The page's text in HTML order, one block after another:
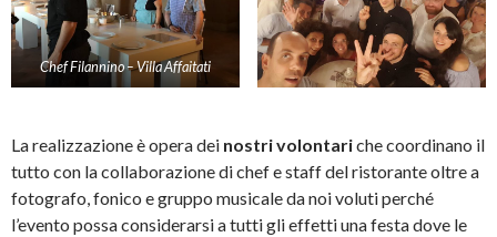
Chef Filannino – Villa Affaitati
La realizzazione è opera dei nostri volontariche coordinano il
tutto con la collaborazione di chef e staff del ristorante oltre a
fotografo, fonico e gruppo musicale da noi voluti perché
l’evento possa considerarsi a tutti gli effetti una festa dove le